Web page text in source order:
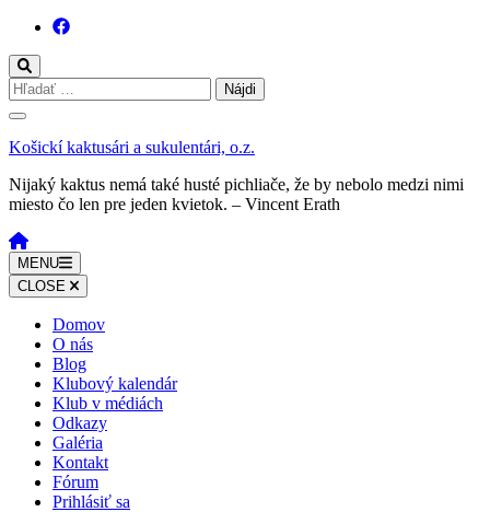
Skočiť
obsah
(stlačte
Enter)
Hľadať:
Košickí kaktusári a sukulentári, o.z.
Nijaký kaktus nemá také husté pichliače, že by nebolo medzi nimi
miesto čo len pre jeden kvietok. – Vincent Erath
MENU
CLOSE
Domov
O nás
Blog
Klubový kalendár
Klub v médiách
Odkazy
Galéria
Kontakt
Fórum
Prihlásiť sa